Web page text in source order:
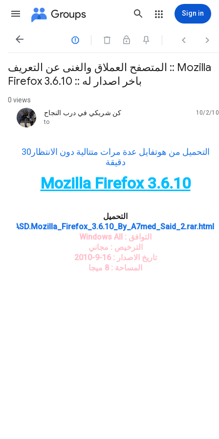
Groups Sign in
   
المتصفح العملاق والغنى عن التعريف :: Mozilla
Firefox 3.6.10 :: باخر اصدار له
0 views
كن شريكي في درب النجاح
unread,
10/2/10
to
التحميل من هوتفايل عدة مرات متتالية دون الانتظار30
دقيقة
Mozilla Firefox 3.6.10
التحميل
ASD.Mozilla_Firefox_3.6.10_By_A7med_Said_2.rar.html
التوافق : Windows All
الترخيص : مجاني
تاريخ الاصدار : 16-9-2010
المساحة : 8 ميجا